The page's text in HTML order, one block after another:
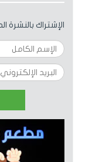
الإشتراك بالنشرة